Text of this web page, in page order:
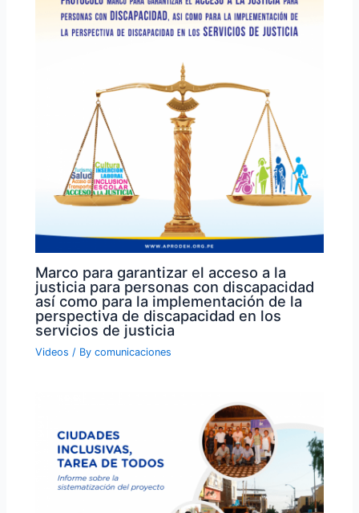
Marco para garantizar el acceso a la
justicia para personas con discapacidad
así como para la implementación de la
perspectiva de discapacidad en los
servicios de justicia
Videos / Bycomunicaciones